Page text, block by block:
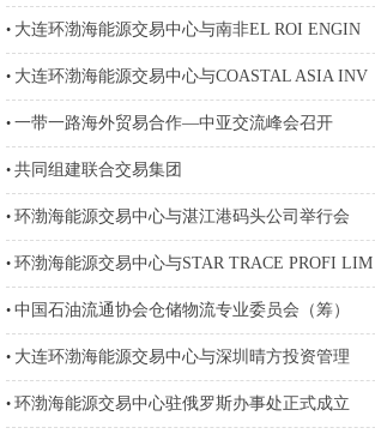
• 大连环渤海能源交易中心与南非EL ROI ENGIN
• 大连环渤海能源交易中心与COASTAL ASIA INV
• 一带一路海外贸易合作—中亚交流峰会召开
• 共同组建联合交易集团
• 环渤海能源交易中心与湛江港码头公司举行会
• 环渤海能源交易中心与STAR TRACE PROFI LIM
• 中国石油流通协会仓储物流专业委员会（筹）
• 大连环渤海能源交易中心与深圳晴方投资管理
• 环渤海能源交易中心驻俄罗斯办事处正式成立